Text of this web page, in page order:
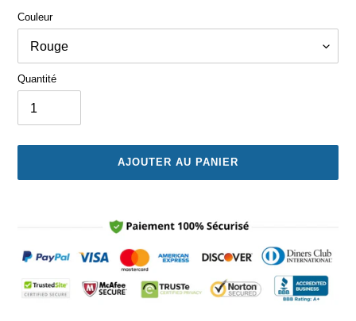
Couleur
Quantité
AJOUTER AU PANIER
à
panier